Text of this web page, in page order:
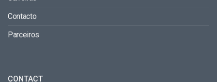
Contacto
Parceiros
CONTACT